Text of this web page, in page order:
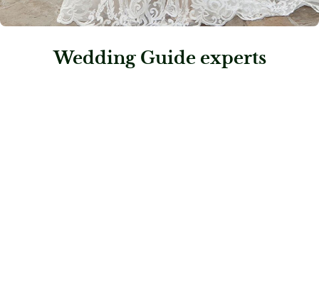
Wedding Guide experts